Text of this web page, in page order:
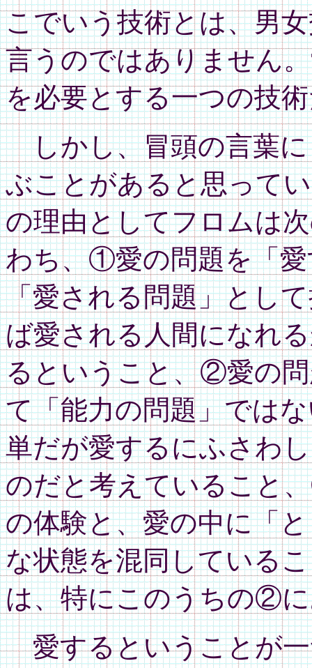
こでいう技術とは、男
言うのではありません
を必要とする一つの技
しかし、冒頭の言葉に
ぶことがあると思って
の理由としてフロムは
わち、①愛の問題を「
「愛される問題」とし
ば愛される人間になれ
るということ、②愛の
て「能力の問題」では
単だが愛するにふさわ
のだと考えていること
の体験と、愛の中に「
な状態を混同している
は、特にこのうちの②
愛するということが一